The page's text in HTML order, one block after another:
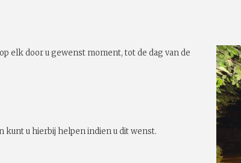
elk door u gewenst moment, tot de dag van de
kunt u hierbij helpen indien u dit wenst.